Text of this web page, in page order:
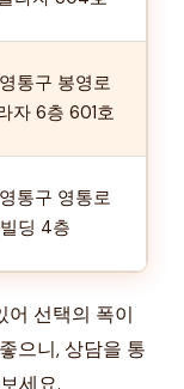
통구 봉영로
자 6층 601호
통구 영통로
딩 4층
어 선택의 폭이
으니, 상담을 통
세요.